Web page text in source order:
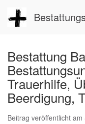
Inhalt
springen
Bestattung
Trauerhilfe,
Beerdigung,
Beitrag veröffentlicht am